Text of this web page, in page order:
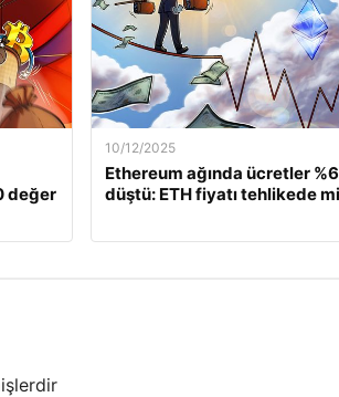
değer
10/12/2025
Ethereum ağında ücretler
düştü: ETH fiyatı tehlikede